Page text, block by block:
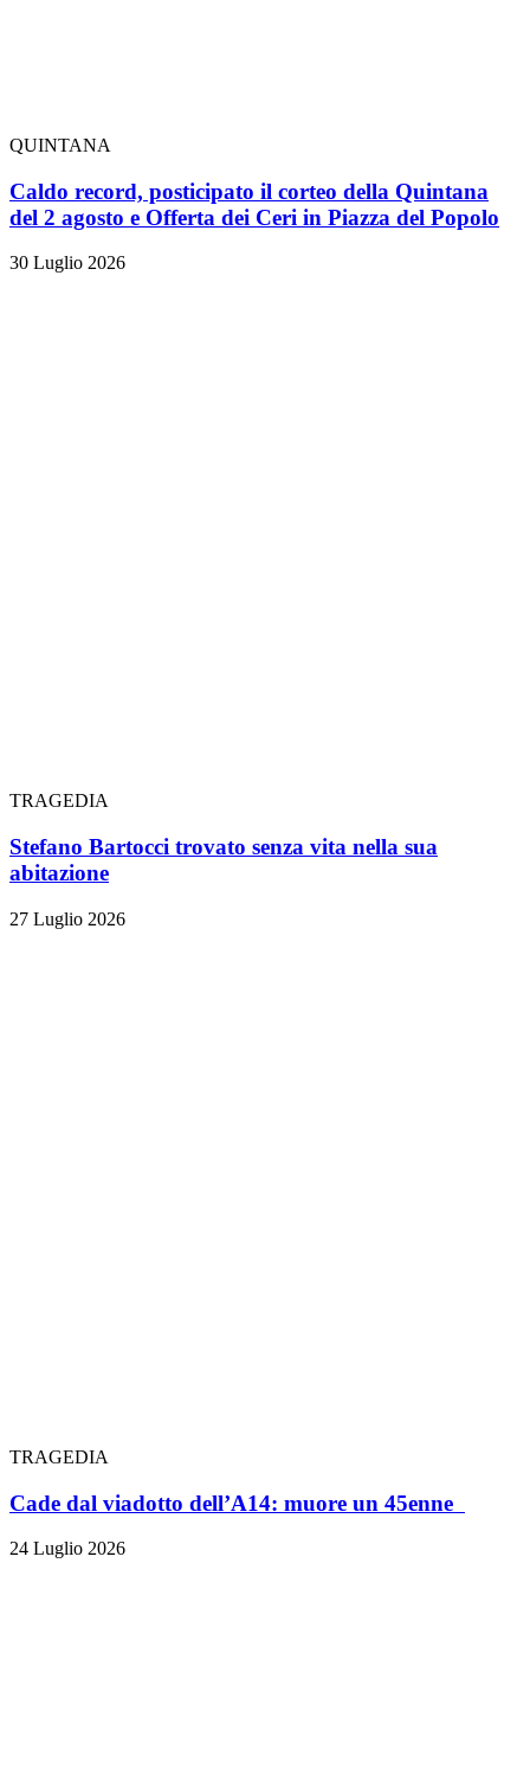
QUINTANA
Caldo record, posticipato il corteo della Quintana
del 2 agosto e Offerta dei Ceri in Piazza del Popolo
30 Luglio 2026
TRAGEDIA
Stefano Bartocci trovato senza vita nella sua
abitazione
27 Luglio 2026
TRAGEDIA
Cade dal viadotto dell’A14: muore un 45enne
24 Luglio 2026